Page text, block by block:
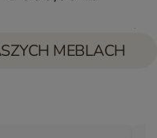
MEBLACH